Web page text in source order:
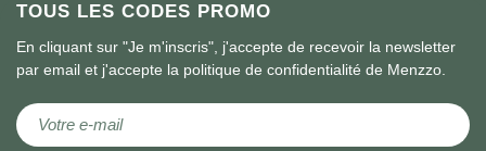
TOUS LES CODES PROMO
En cliquant sur "Je m'inscris", j'accepte de recevoir la newsletter
par email et j'accepte la politique de confidentialité de Menzzo.
Inscription à notre lettre d’information :